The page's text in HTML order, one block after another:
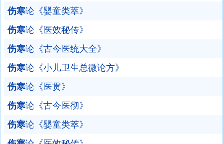
伤寒论《婴童类萃》
伤寒论《医效秘传》
伤寒论《古今医统大全》
伤寒论《小儿卫生总微论方》
伤寒论《医贯》
伤寒论《古今医彻》
伤寒论《婴童类萃》